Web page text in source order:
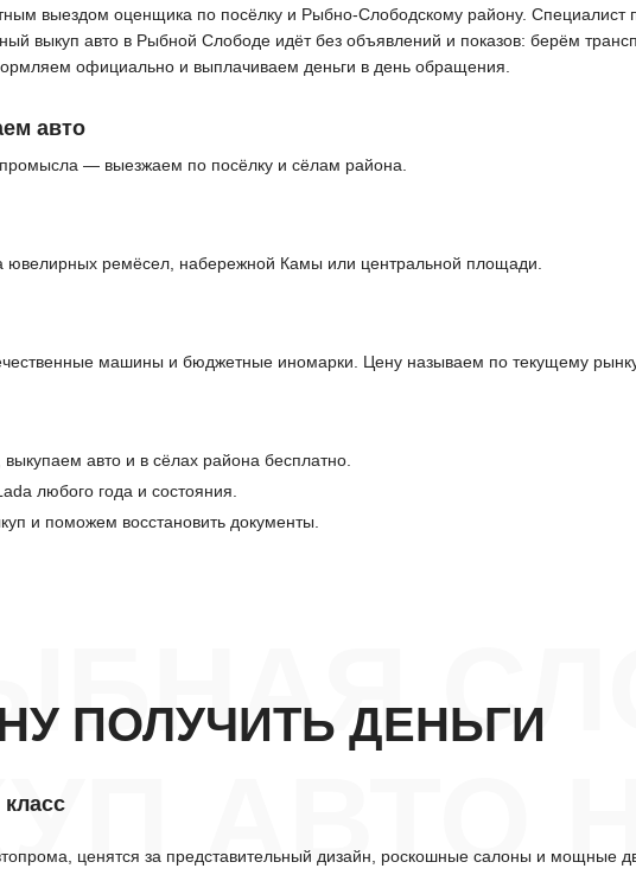
выездом оценщика по посёлку и Рыбно-Слободскому району. Специалист
выкуп авто в Рыбной Слободе идёт без объявлений и показов: берём
официально и выплачиваем деньги в день обращения.
авто
— выезжаем по посёлку и сёлам района.
ювелирных ремёсел, набережной Камы или центральной площади.
машины и бюджетные иномарки. Цену называем по текущему
выкупаем авто и в сёлах района бесплатно.
любого года и состояния.
и поможем восстановить документы.
АВТО
ПОЛУЧИТЬ ДЕНЬГИ
ценятся за представительный дизайн, роскошные салоны и мощные